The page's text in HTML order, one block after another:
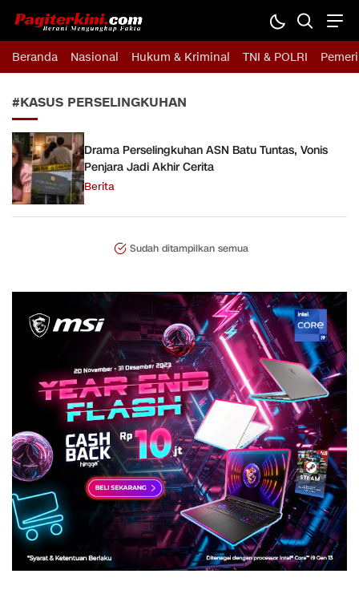
Pagiterkini.com
Berani Mengungkap Fakta
Beranda Nasional Hukum & Kriminal TNI & POLRI
#KASUS PERSELINGKUHAN
Drama Perselingkuhan ASN Batu Tuntas, Vonis
Penjara Jadi Akhir Cerita
Berita
Sudah ditampilkan semua